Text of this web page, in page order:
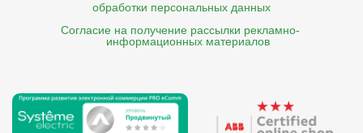
обработки персональных данных
Согласие на получение рассылки рекламно-
    информационных материалов